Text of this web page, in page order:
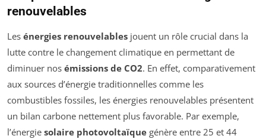
renouvelables
Les énergies renouvelables jouent un rôle crucial dans la
lutte contre le changement climatique en permettant de
diminuer nos émissions de CO2. En effet, comparativement
aux sources d’énergie traditionnelles comme les
combustibles fossiles, les énergies renouvelables présentent
un bilan carbone nettement plus favorable. Par exemple,
l’énergie solaire photovoltaïque génère entre 25 et 44